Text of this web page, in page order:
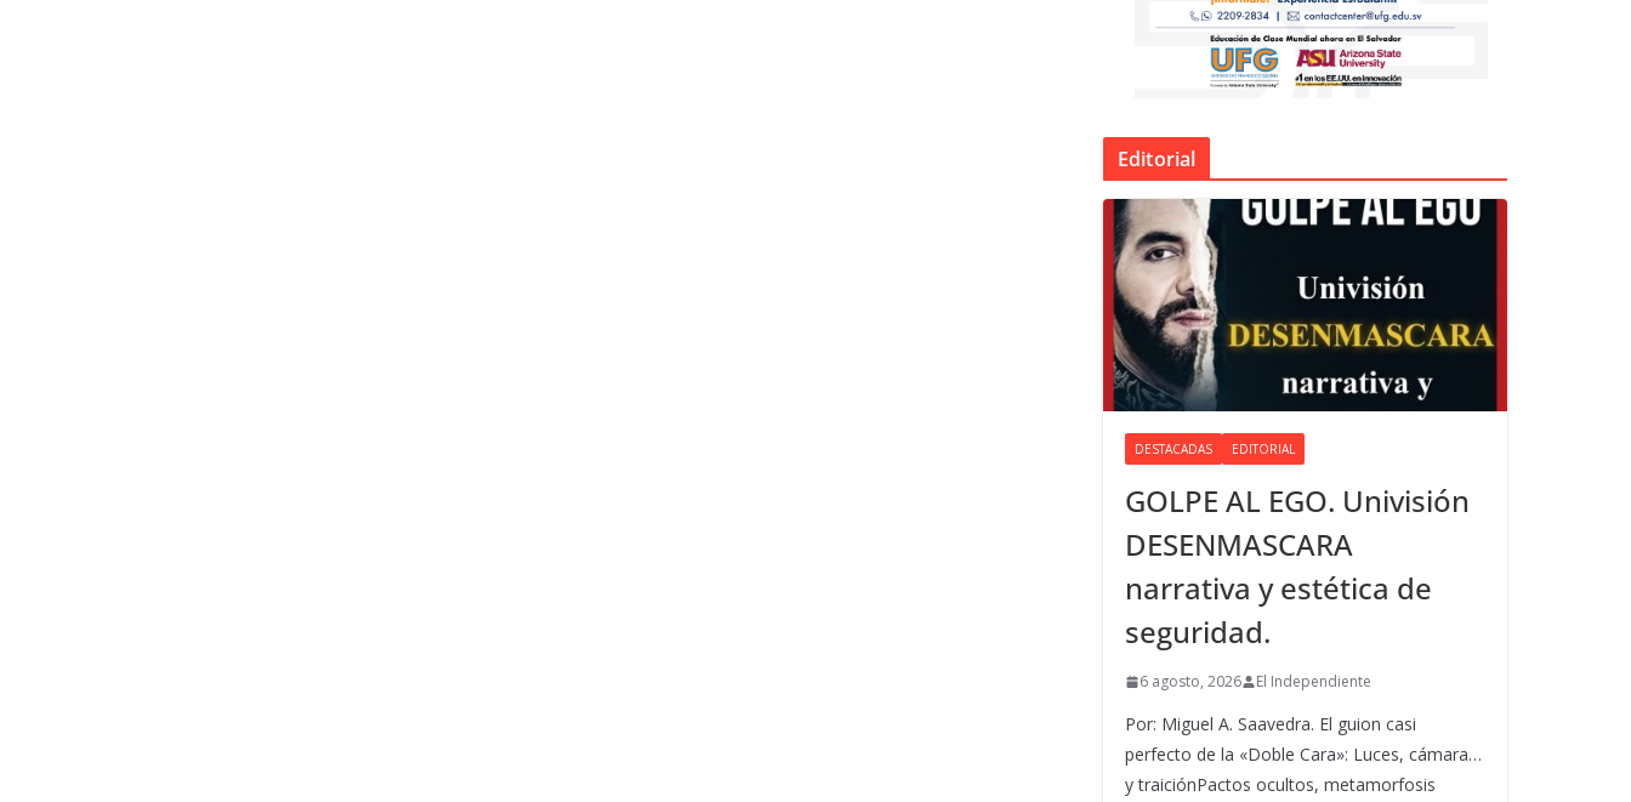
Editorial
DESTACADAS EDITORIAL
GOLPE AL EGO. Univisión
DESENMASCARA
narrativa y estética de
seguridad.
6 agosto, 2026 El Independiente
Por: Miguel A. Saavedra. El guion casi
perfecto de la «Doble Cara»: Luces, cámara…
y traiciónPactos ocultos, metamorfosis